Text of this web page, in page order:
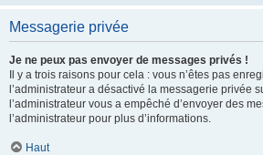
Messagerie privée
Je ne peux pas envoyer de messages privés !
Il y a trois raisons pour cela : vous n’êtes pas
l’administrateur a désactivé la messagerie privée
l’administrateur vous a empêché d’envoyer des
l’administrateur pour plus d’informations.
Haut